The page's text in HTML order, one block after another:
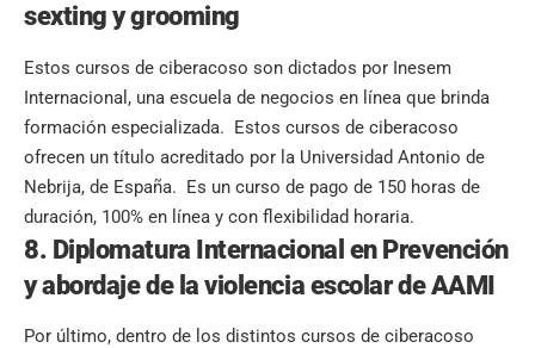
sexting y grooming
Estos cursos de ciberacoso son dictados por Inesem
Internacional, una escuela de negocios en línea que brinda
formación especializada. Estos cursos de ciberacoso
ofrecen un título acreditado por la Universidad Antonio de
Nebrija, de España. Es un curso de pago de 150 horas de
duración, 100% en línea y con flexibilidad horaria.
8. Diplomatura Internacional en Prevención
y abordaje de la violencia escolar de AAMI
Por último, dentro de los distintos cursos de ciberacoso